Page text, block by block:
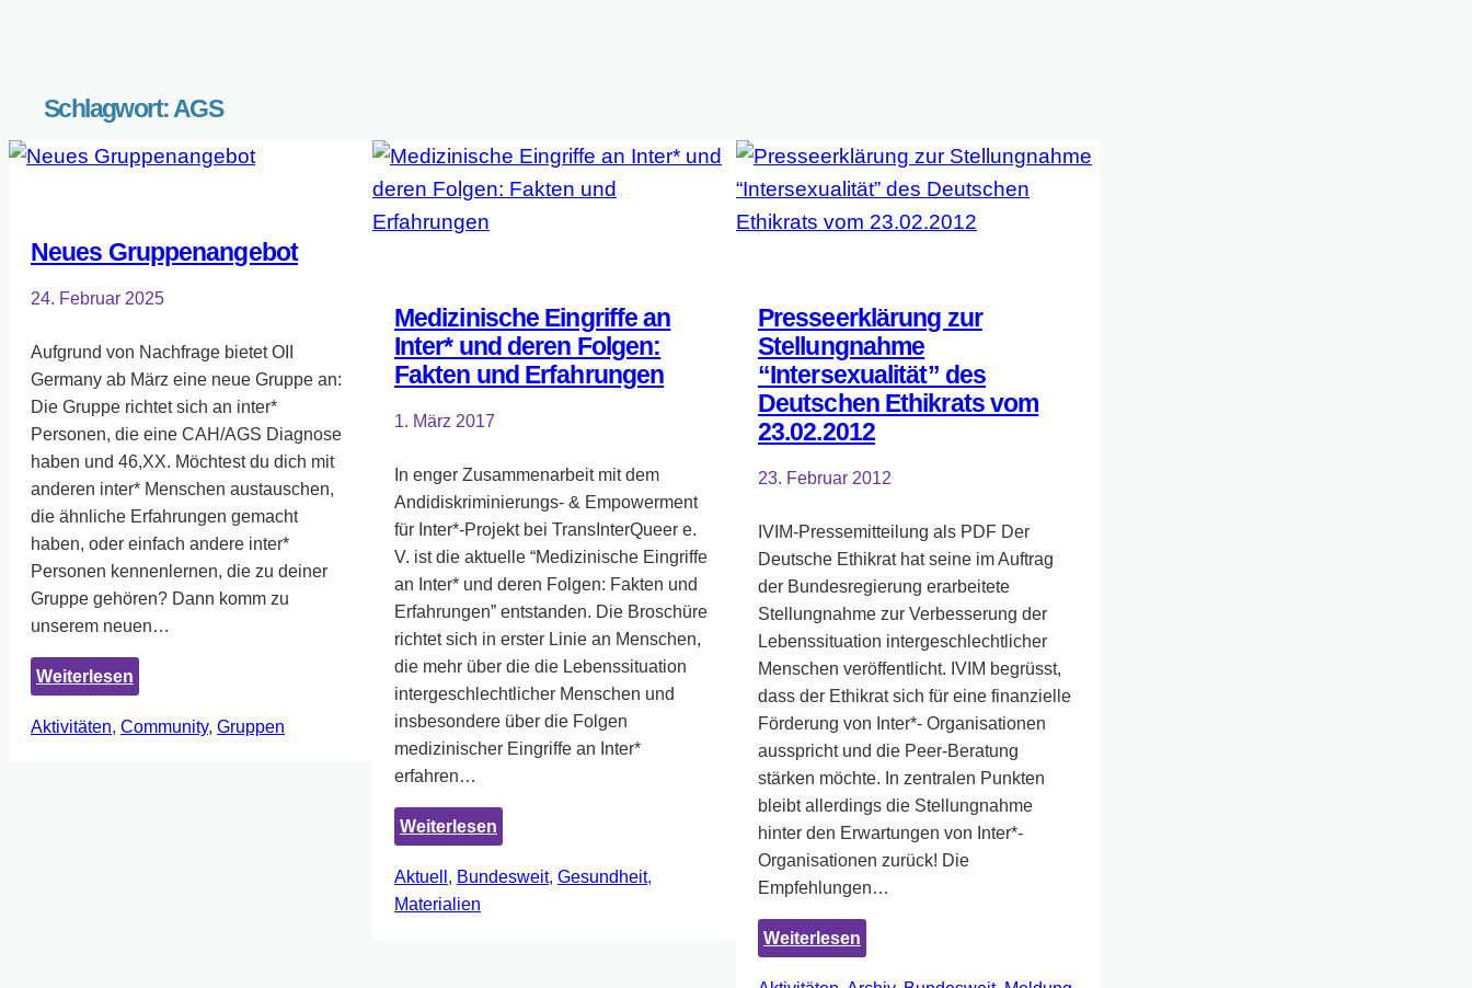
Schlagwort: AGS
Neues Gruppenangebot
24. Februar 2025
Aufgrund von Nachfrage bietet OII
Germany ab März eine neue Gruppe an:
Die Gruppe richtet sich an inter*
Personen, die eine CAH/AGS Diagnose
haben und 46,XX. Möchtest du dich mit
anderen inter* Menschen austauschen,
die ähnliche Erfahrungen gemacht
haben, oder einfach andere inter*
Personen kennenlernen, die zu deiner
Gruppe gehören? Dann komm zu
unserem neuen…
Weiterlesen
Gruppenangebot
Aktivitäten, Community, Gruppen
Medizinische Eingriffe an
Inter* und deren Folgen:
Fakten und Erfahrungen
1. März 2017
In enger Zusammenarbeit mit dem
Andidiskriminierungs- & Empowerment
für Inter*-Projekt bei TransInterQueer e.
V. ist die aktuelle “Medizinische Eingriffe
an Inter* und deren Folgen: Fakten und
Erfahrungen” entstanden. Die Broschüre
richtet sich in erster Linie an Menschen,
die mehr über die die Lebenssituation
intergeschlechtlicher Menschen und
insbesondere über die Folgen
medizinischer Eingriffe an Inter*
erfahren…
Weiterlesen
Eingriffe
Aktuell , Bundesweit, Gesundheit
Materialien
Presseerklärung zur
Stellungnahme
“Intersexualität” des
Deutschen Ethikrats vom
23.02.2012
23. Februar 2012
IVIM-Pressemitteilung als PDF Der
Deutsche Ethikrat hat seine im Auftrag
der Bundesregierung erarbeitete
Stellungnahme zur Verbesserung der
Lebenssituation intergeschlechtlicher
Menschen veröffentlicht. IVIM begrüsst,
dass der Ethikrat sich für eine finanzielle
Förderung von Inter*- Organisationen
ausspricht und die Peer-Beratung
stärken möchte. In zentralen Punkten
bleibt allerdings die Stellungnahme
hinter den Erwartungen von Inter*-
Organisationen zurück! Die
Empfehlungen…
Weiterlesen